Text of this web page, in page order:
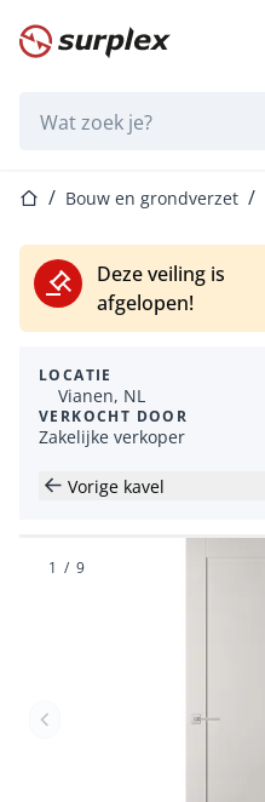
Startpagina
StartpaginaBouw en grondverzet
Deze veiling is
afgelopen!
LOCATIE
Vianen, NL
VERKOCHT DOOR
Zakelijke verkoper
Vorige kavel
Vorig item
1 / 9